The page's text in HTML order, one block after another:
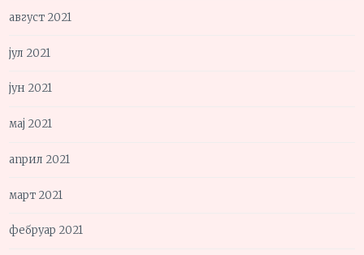
август 2021
јул 2021
јун 2021
мај 2021
април 2021
март 2021
фебруар 2021